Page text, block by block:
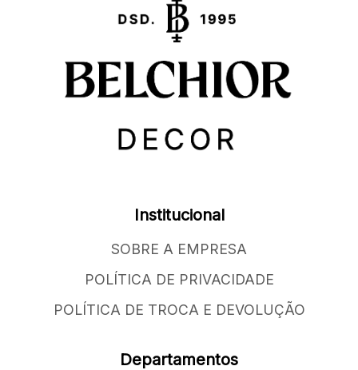
Institucional
SOBRE A EMPRESA
POLÍTICA DE PRIVACIDADE
POLÍTICA DE TROCA E DEVOLUÇÃO
Departamentos